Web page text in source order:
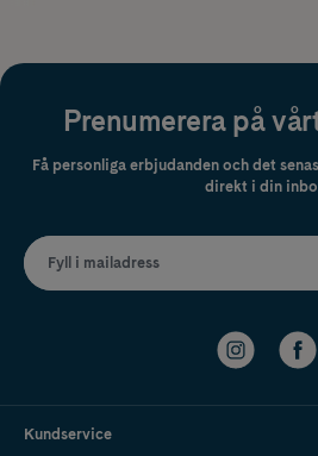
Prenumerera på
Få personliga erbjudanden och det
direkt i din
Fyll i mailadress
Kundservice